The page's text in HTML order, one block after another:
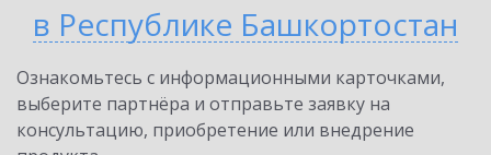
в Республике Башкортостан
Ознакомьтесь с информационными карточками,
выберите партнёра и отправьте заявку на
консультацию, приобретение или внедрение